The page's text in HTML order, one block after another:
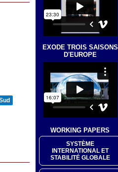
EXODE TROIS SAISONS
D'EUROPE
WORKING PAPERS
SYSTÈME
INTERNATIONAL ET
STABILITÉ GLOBALE